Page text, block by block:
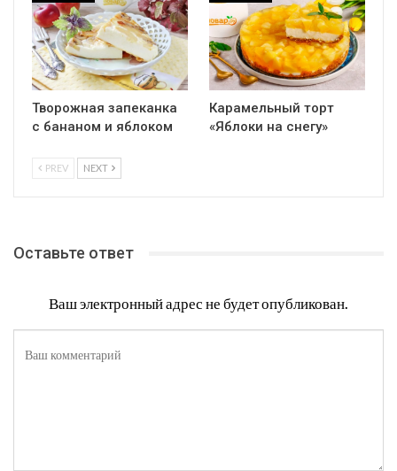
Творожная запеканка
с бананом и яблоком
Карамельный торт
«Яблоки на снегу»
PREV NEXT
Оставьте ответ
Ваш электронный адрес не будет опубликован.